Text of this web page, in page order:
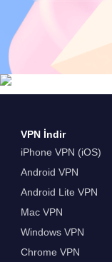
VPN İndir
iPhone VPN (iOS)
Android VPN
Android Lite VPN
Mac VPN
Windows VPN
Chrome VPN